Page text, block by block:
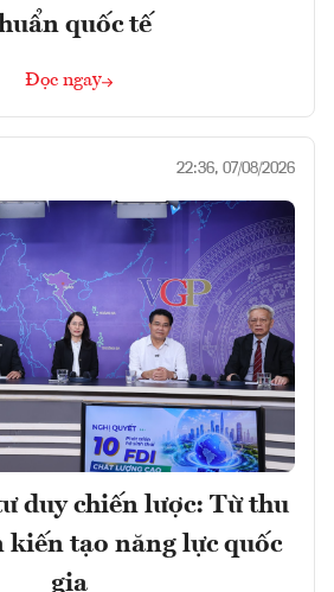
quốc tế
Đọc ngay
22:36, 07/08/2026
duy chiến lược: Từ thu
tạo năng lực quốc
gia